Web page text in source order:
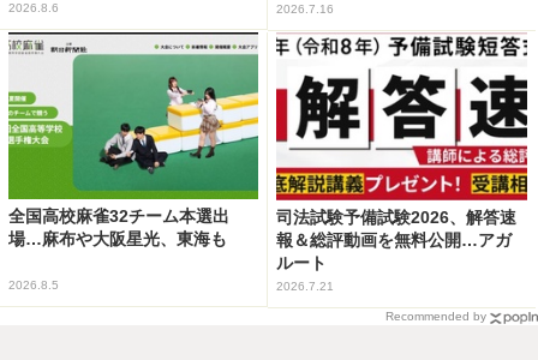
2026.8.6 2026.7.16
全国高校麻雀32チーム本選出
場…麻布や大阪星光、東海も
2026.8.5
司法試験予備試験2026、解答速
報＆総評動画を無料公開…アガ
ルート
2026.7.21
Recommended by